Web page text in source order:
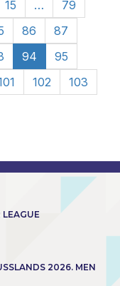
15 …
79
86
87
94
95
102
103
LEAGUE
2026. MEN